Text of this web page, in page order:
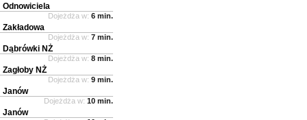
Odnowiciela
Dojeżdża w: 6 min.
Zakładowa
Dojeżdża w: 7 min.
Dąbrówki NŻ
Dojeżdża w: 8 min.
Zagłoby NŻ
Dojeżdża w: 9 min.
Janów
Dojeżdża w: 10 min.
Janów